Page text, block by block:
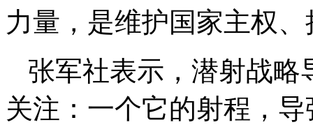
力量，是维护国家主权
张军社表示，潜射战略
关注：一个它的射程，